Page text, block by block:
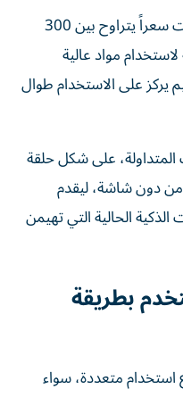
وذكرت التقارير أن OpenAI ناقشت سعراً يتراوح بين 300
لاستخدام مواد عالية
يركز على الاستخدام طوال
على شكل حلقة
دون شاشة، ليقدم
الحالية التي تهيمن
بطريقة
استخدام متعددة، سواء